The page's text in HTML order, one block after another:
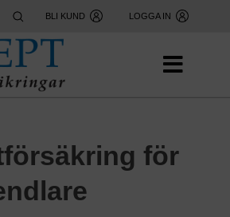
LOGGA IN
BLI KUND
för